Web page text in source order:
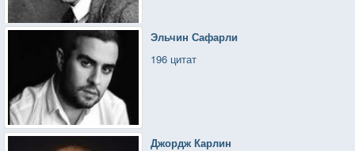
Эльчин Сафарли
196 цитат
Джордж Карлин